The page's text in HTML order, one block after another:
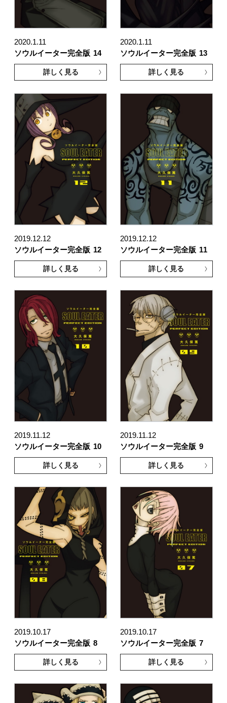
2020.1.11
ソウルイーター完全版 14
詳しく見る
2020.1.11
ソウルイーター完全版 13
詳しく見る
2019.12.12
ソウルイーター完全版 12
詳しく見る
2019.12.12
ソウルイーター完全版 11
詳しく見る
2019.11.12
ソウルイーター完全版 10
詳しく見る
2019.11.12
ソウルイーター完全版 9
詳しく見る
2019.10.17
ソウルイーター完全版 8
詳しく見る
2019.10.17
ソウルイーター完全版 7
詳しく見る